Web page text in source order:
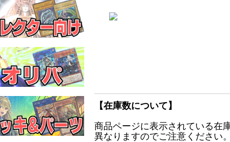
【在庫数について】
商品ページに表示されている在
異なりますのでご注意ください。